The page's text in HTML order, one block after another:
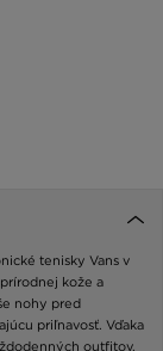
tenisky Vans v
kože a
nohy pred
priľnavosť. Vďaka
outfitov.